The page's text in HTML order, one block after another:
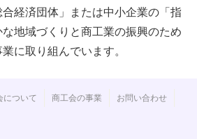
経済団体」または中小企業の「指
地域づくりと商工業の振興のため
に取り組んでいます。
について 商工会の事業
お問い合わせ